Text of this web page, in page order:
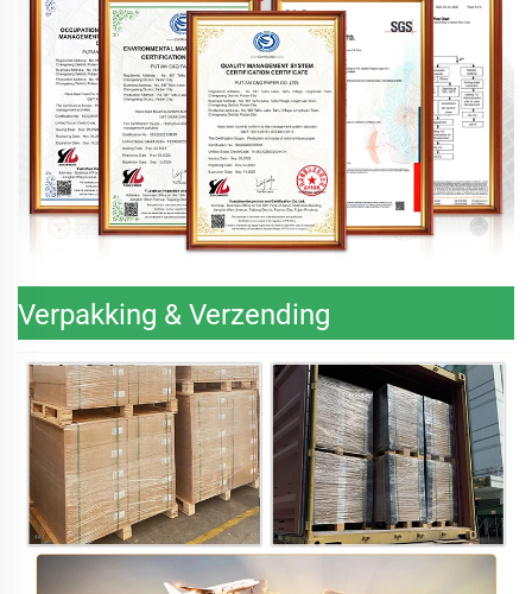
Verpakking & Verzending